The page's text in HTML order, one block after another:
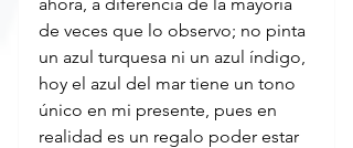
de veces que lo observo; no pinta
un azul turquesa ni un azul índigo,
hoy el azul del mar tiene un tono
único en mi presente, pues en
realidad es un regalo poder estar